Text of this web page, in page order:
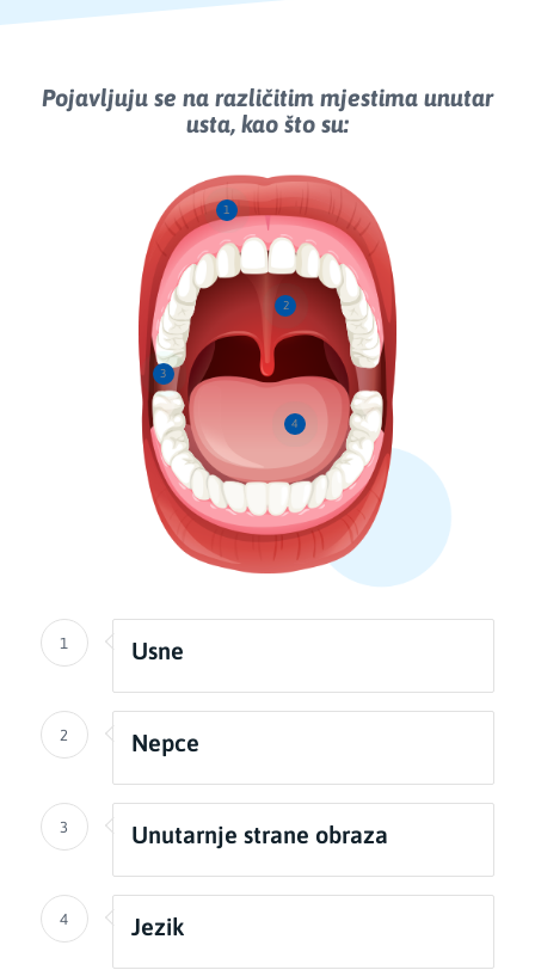
Pojavljuju se na različitim mjestima unutar
usta, kao što su:
1
2
3
4
1 Usne
2 Nepce
3 Unutarnje strane obraza
4 Jezik